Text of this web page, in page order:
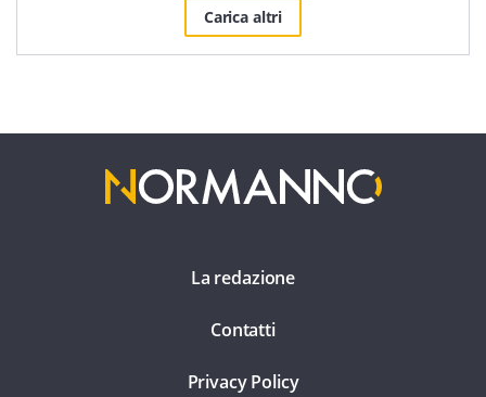
Carica altri
La redazione
Contatti
Privacy Policy